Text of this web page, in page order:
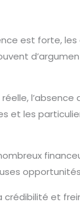
est forte, les
l’absence
et les
crédibilité et